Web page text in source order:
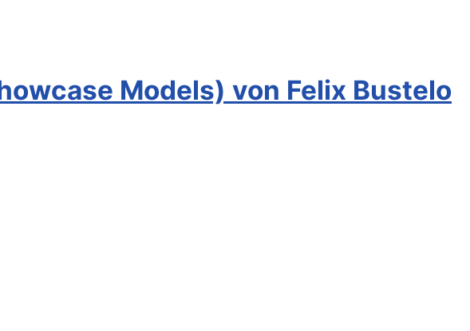
Models) von Felix Bustelo